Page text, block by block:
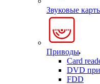
Звуковые
Приводы
Card
DVD
FDD